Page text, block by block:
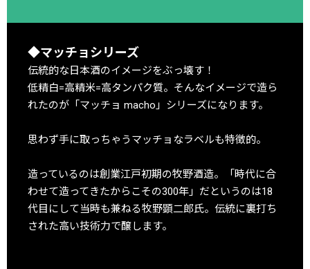
◆マッチョシリーズ
伝統的な日本酒のイメージをぶっ壊す！
低精白=高精米=高タンパク質。そんなイメージで造ら
れたのが「マッチョ macho」シリーズになります。
思わず手に取っちゃうマッチョなラベルも特徴的。
造っているのは創業江戸初期の牧野酒造。「時代に合
わせて造ってきたからこその300年」だというのは18
代目にして当時も兼ねる牧野顕二郎氏。伝統に裏打ち
された高い技術力で醸します。